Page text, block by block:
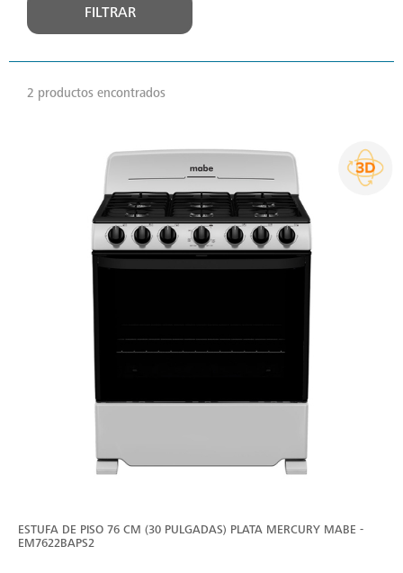
FILTRAR
2 productos encontrados
ESTUFA DE PISO 76 CM (30 PULGADAS) PLATA MERCURY MABE -
EM7622BAPS2